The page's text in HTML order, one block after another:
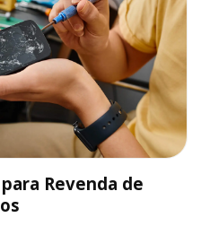
Revenda de